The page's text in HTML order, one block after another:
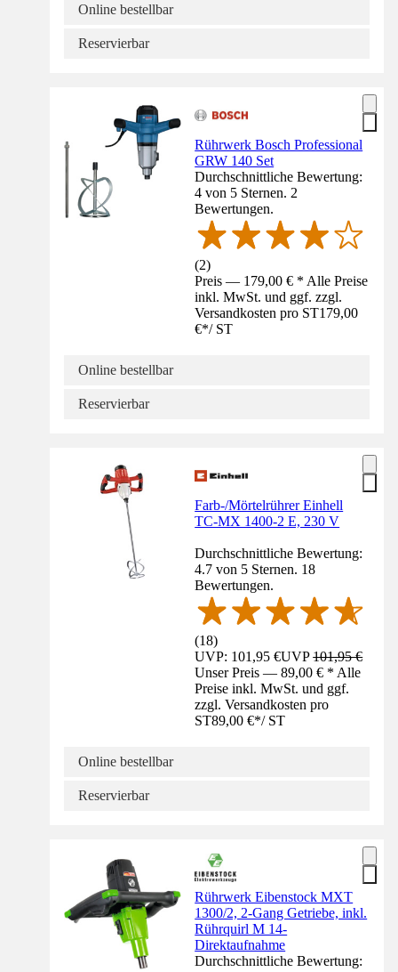
Online bestellbar
Reservierbar
Rührwerk Bosch Professional
GRW 140 Set
Durchschnittliche Bewertung:
4 von 5 Sternen. 2
Bewertungen.
(2)
Preis — 179,00 € * Alle Preise
inkl. MwSt. und ggf. zzgl.
Versandkosten pro ST179,00
€*/ ST
Online bestellbar
Reservierbar
Farb-/Mörtelrührer Einhell
TC-MX 1400-2 E, 230 V
Durchschnittliche Bewertung:
4.7 von 5 Sternen. 18
Bewertungen.
(18)
UVP: 101,95 €UVP101,95 €
Unser Preis — 89,00 € * Alle
Preise inkl. MwSt. und ggf.
zzgl. Versandkosten pro
ST89,00 €*/ ST
Online bestellbar
Reservierbar
Rührwerk Eibenstock MXT
1300/2, 2-Gang Getriebe, inkl.
Rührquirl M 14-
Direktaufnahme
Durchschnittliche Bewertung: